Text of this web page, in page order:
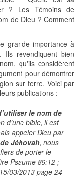
? Les Témoins de
de Dieu ? Comment
grande importance à
Ils revendiquent bien
qu'ils considèrent
pour démontrer
sur terre. Voici par
publications :
le nom de
d’une bible, il est
appeler Dieu par
Jéhovah, nous
de porter le
Psaume 86:12 ;
03/2013 page 24